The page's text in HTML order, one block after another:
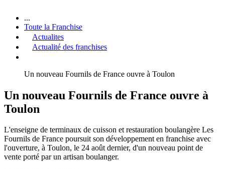
...
Toute la Franchise
Actualites
Actualité des franchises
Un nouveau Fournils de France ouvre à Toulon
Un nouveau Fournils de France ouvre à
Toulon
L'enseigne de terminaux de cuisson et restauration boulangère Les
Fournils de France poursuit son développement en franchise avec
l'ouverture, à Toulon, le 24 août dernier, d'un nouveau point de
vente porté par un artisan boulanger.